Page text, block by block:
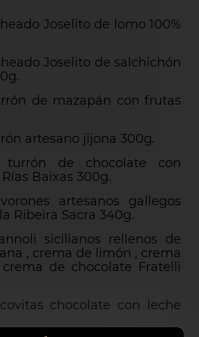
Joselito de lomo 100%
Joselito de salchichón
de mazapán con frutas
artesano jijona 300g.
de chocolate con
Baixas 300g.
artesanos gallegos
Ribeira Sacra 340g.
sicilianos rellenos de
, crema de limón , crema
de chocolate Fratelli
chocolate con leche